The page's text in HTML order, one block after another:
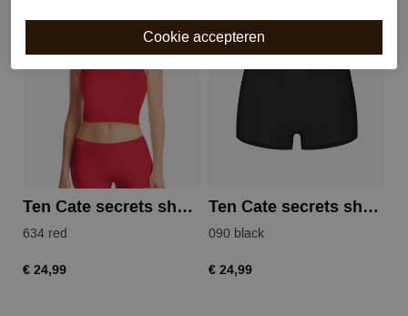
Ten Cate secrets shorts
634 red
€ 24,99
Ten Cate secrets shorts
090 black
€ 24,99